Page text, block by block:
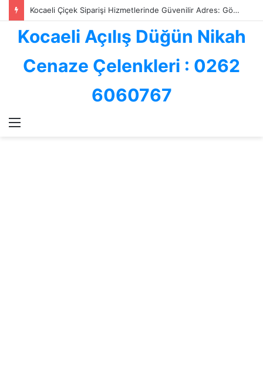
Kocaeli ve İzmit Çiçekçilik Sektöründe Göksallar Çiçekçilik: Kalite, Hız ve Güvenin Adresi
Kocaeli Açılış Düğün Nikah
Cenaze Çelenkleri : 0262
6060767